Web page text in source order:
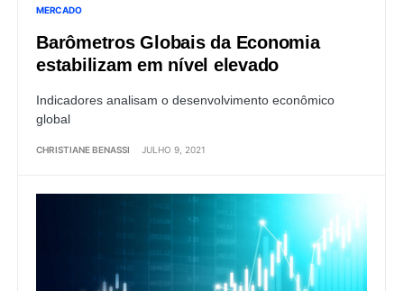
MERCADO
Barômetros Globais da Economia
estabilizam em nível elevado
Indicadores analisam o desenvolvimento econômico
global
CHRISTIANE BENASSI JULHO 9, 2021